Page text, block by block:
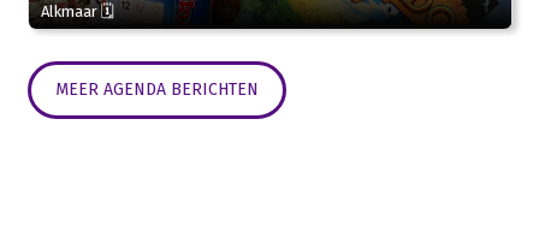
Alkmaar 🗓
MEER AGENDA BERICHTEN